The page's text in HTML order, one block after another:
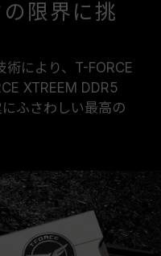
限界に挑
術により、T-FORCE
XTREEM DDR5
ふさわしい最高の